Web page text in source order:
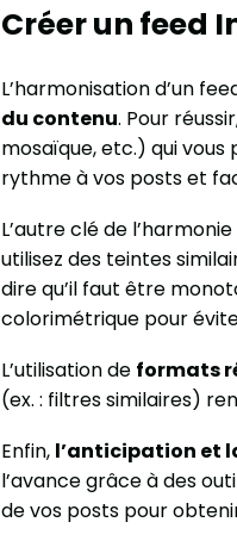
Créer un feed
L’harmonisation d’un
du contenu. Pour
mosaïque, etc.) qui
rythme à vos posts et
L’autre clé de
utilisez des teintes
dire qu’il faut être
colorimétrique pour
L’utilisation de formats
(ex. : filtres similaires)
Enfin, l’anticipation et
l’avance grâce à des
de vos posts pour